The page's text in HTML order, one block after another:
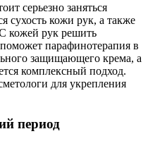
серьезно заняться
сухость кожи рук, а также
кожей рук решить
парафинотерапия в
защищающего крема, а
комплексный подход.
для укрепления
период